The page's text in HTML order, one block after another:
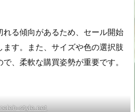
れる傾向があるため、セール開始
す。また、サイズや色の選択肢
、柔軟な購買姿勢が重要です。
style.net